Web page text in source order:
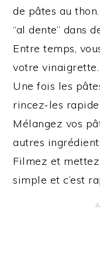
de pâtes au
“al dente” dans
Entre temps,
votre vinaigrette.
Une fois les
rincez-les
Mélangez vos
autres
Filmez et
simple et c’est